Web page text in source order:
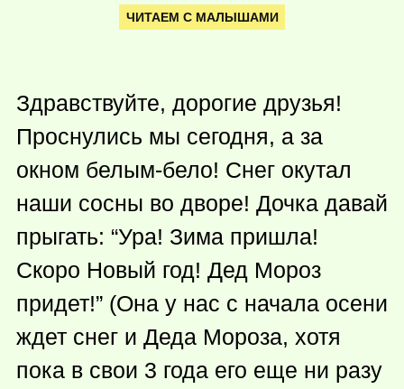
ЧИТАЕМ С МАЛЫШАМИ
Здравствуйте, дорогие друзья!
Проснулись мы сегодня, а за
окном белым-бело! Снег окутал
наши сосны во дворе! Дочка давай
прыгать: “Ура! Зима пришла!
Скоро Новый год! Дед Мороз
придет!” (Она у нас с начала осени
ждет снег и Деда Мороза, хотя
пока в свои 3 года его еще ни разу